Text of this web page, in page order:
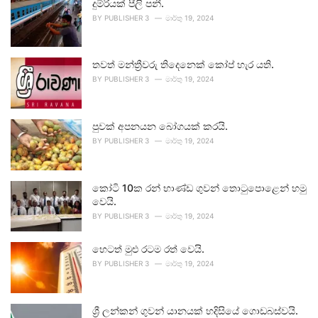
දුම්රියක් පීලි පනී.
BY PUBLISHER 3 මාර්තු 19, 2024
තවත් මන්ත්‍රීවරු තිදෙනෙක් කෝප් හැර යති.
BY PUBLISHER 3 මාර්තු 19, 2024
පුවක් අපනයන බෝගයක් කරයි.
BY PUBLISHER 3 මාර්තු 19, 2024
කෝටි 10ක රන් භාණ්ඩ ගුවන් තොටුපොළෙන් හමු
වෙයි.
BY PUBLISHER 3 මාර්තු 19, 2024
හෙටත් මුළු රටම රත් වෙයි.
BY PUBLISHER 3 මාර්තු 19, 2024
ශ්‍රී ලන්කන් ගුවන් යානයක් හදිසියේ ගොඩබස්වයි.